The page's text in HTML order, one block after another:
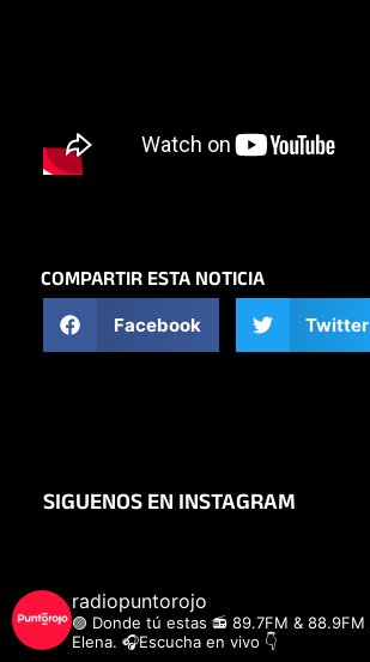
COMPARTIR ESTA NOTICIA
Facebook Twitter
SIGUENOS EN INSTAGRAM
radiopuntorojo
🟣 Donde tú estas 📻 89.7FM & 88.9FM
Elena. 🎧Escucha en vivo 👇